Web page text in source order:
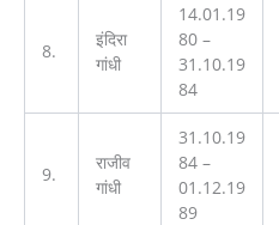
8.
इंदिरा
गांधी
14.01.19
80 –
31.10.19
84
9.
राजीव
गांधी
31.10.19
84 –
01.12.19
89